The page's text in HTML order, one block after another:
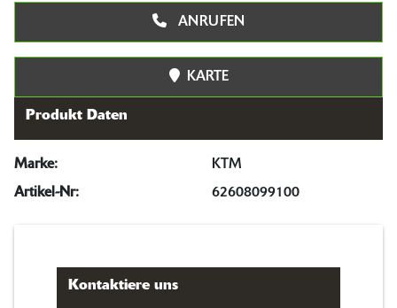
ANRUFEN
KARTE
Produkt Daten
Marke:
KTM
Artikel-Nr:
62608099100
Kontaktiere uns